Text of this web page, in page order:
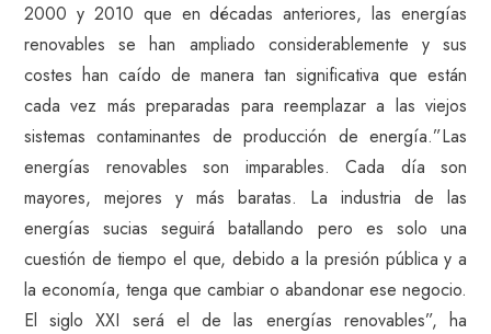
2000 y 2010 que en décadas anteriores, las energías
renovables se han ampliado considerablemente y sus
costes han caído de manera tan significativa que están
cada vez más preparadas para reemplazar a las viejos
sistemas contaminantes de producción de energía.”Las
energías renovables son imparables. Cada día son
mayores, mejores y más baratas. La industria de las
energías sucias seguirá batallando pero es solo una
cuestión de tiempo el que, debido a la presión pública y a
la economía, tenga que cambiar o abandonar ese negocio.
El siglo XXI será el de las energías renovables”, ha